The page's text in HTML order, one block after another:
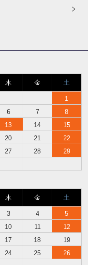
木 金 土
1
6 7
8
13 14
15
20 21
22
27 28
29
木 金 土
3 4
5
10 11
12
17 18
19
24 25
26